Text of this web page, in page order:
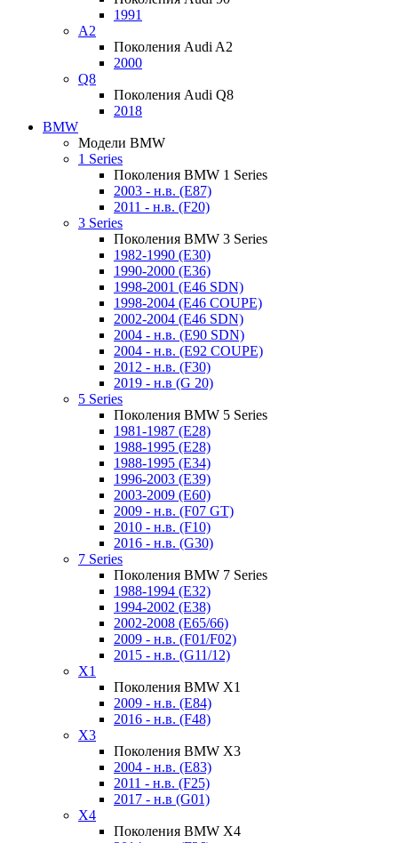
1991
A2
Поколения Audi A2
2000
Q8
Поколения Audi Q8
2018
BMW
Модели BMW
1 Series
Поколения BMW 1 Series
2003 - н.в. (E87)
2011 - н.в. (F20)
3 Series
Поколения BMW 3 Series
1982-1990 (E30)
1990-2000 (E36)
1998-2001 (E46 SDN)
1998-2004 (E46 COUPE)
2002-2004 (E46 SDN)
2004 - н.в. (E90 SDN)
2004 - н.в. (E92 COUPE)
2012 - н.в. (F30)
2019 - н.в (G 20)
5 Series
Поколения BMW 5 Series
1981-1987 (E28)
1988-1995 (E28)
1988-1995 (E34)
1996-2003 (E39)
2003-2009 (E60)
2009 - н.в. (F07 GT)
2010 - н.в. (F10)
2016 - н.в. (G30)
7 Series
Поколения BMW 7 Series
1988-1994 (E32)
1994-2002 (E38)
2002-2008 (E65/66)
2009 - н.в. (F01/F02)
2015 - н.в. (G11/12)
X1
Поколения BMW X1
2009 - н.в. (E84)
2016 - н.в. (F48)
X3
Поколения BMW X3
2004 - н.в. (E83)
2011 - н.в. (F25)
2017 - н.в (G01)
X4
Поколения BMW X4